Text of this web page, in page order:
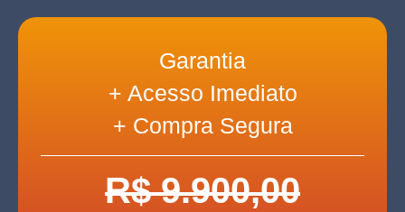
Garantia
+ Acesso Imediato
+ Compra Segura
R$ 9.900,00